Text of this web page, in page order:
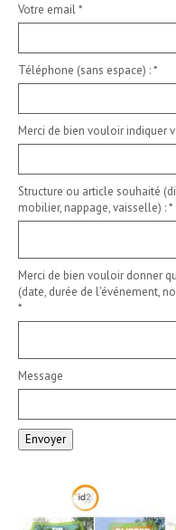
Votre email*
Téléphone (sans espace) :*
Merci de bien vouloir indiquer
Structure ou article souhaité
mobilier, nappage, vaisselle) :*
Merci de bien vouloir donner
(date, durée de l'événement,
*
Message
Envoyer